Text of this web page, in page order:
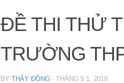
ĐỀ THI THỬ
TRƯỜNG
BY THẦY ĐÔNG · THÁNG 5 1, 2019